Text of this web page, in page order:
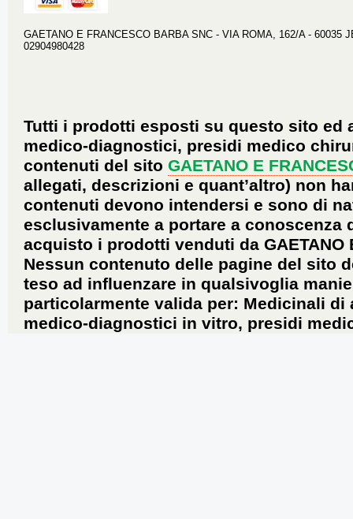
GAETANO E FRANCESCO BARBA SNC - VIA ROMA, 162/A - 60035
02904980428
Tutti i prodotti esposti su questo sito
medico-diagnostici, presidi medico
contenuti del sito GAETANO E
allegati, descrizioni e quant’altro) non
contenuti devono intendersi e sono di
esclusivamente a portare a
acquisto i prodotti venduti da GAETANO
Nessun contenuto delle pagine del sito
teso ad influenzare in qualsivoglia
particolarmente valida per: Medicinali
medico-diagnostici in vitro, presidi